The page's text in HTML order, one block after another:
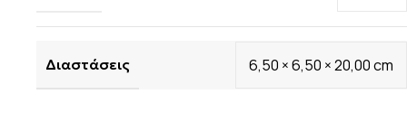
Διαστάσεις 6,50 × 6,50 × 20,00 cm